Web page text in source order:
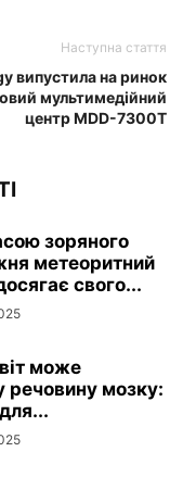
Наступна стаття
випустила на ринок
мультимедійний
центр MDD-7300T
зоряного
метеоритний
свого...
може
речовину мозку: